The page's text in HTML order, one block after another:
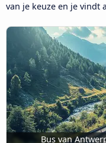
van je keuze en je vindt
Bus van